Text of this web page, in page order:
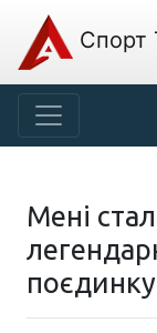
Спорт
Мені